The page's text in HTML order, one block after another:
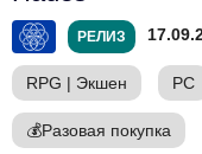
РЕЛИЗ
RPG | Экшен PC
💰Разовая покупка